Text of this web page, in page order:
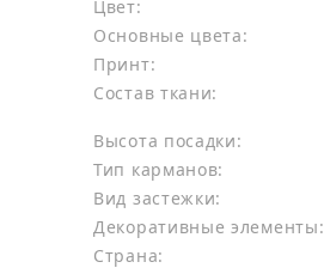
Цвет:
Основные цвета:
Принт:
Состав ткани:
Высота посадки:
Тип карманов:
Вид застежки:
Декоративные элементы:
Страна: